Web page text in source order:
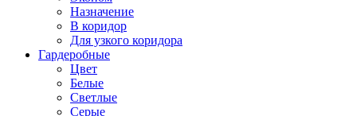
Назначение
В коридор
Для узкого коридора
Гардеробные
Цвет
Белые
Светлые
Серые